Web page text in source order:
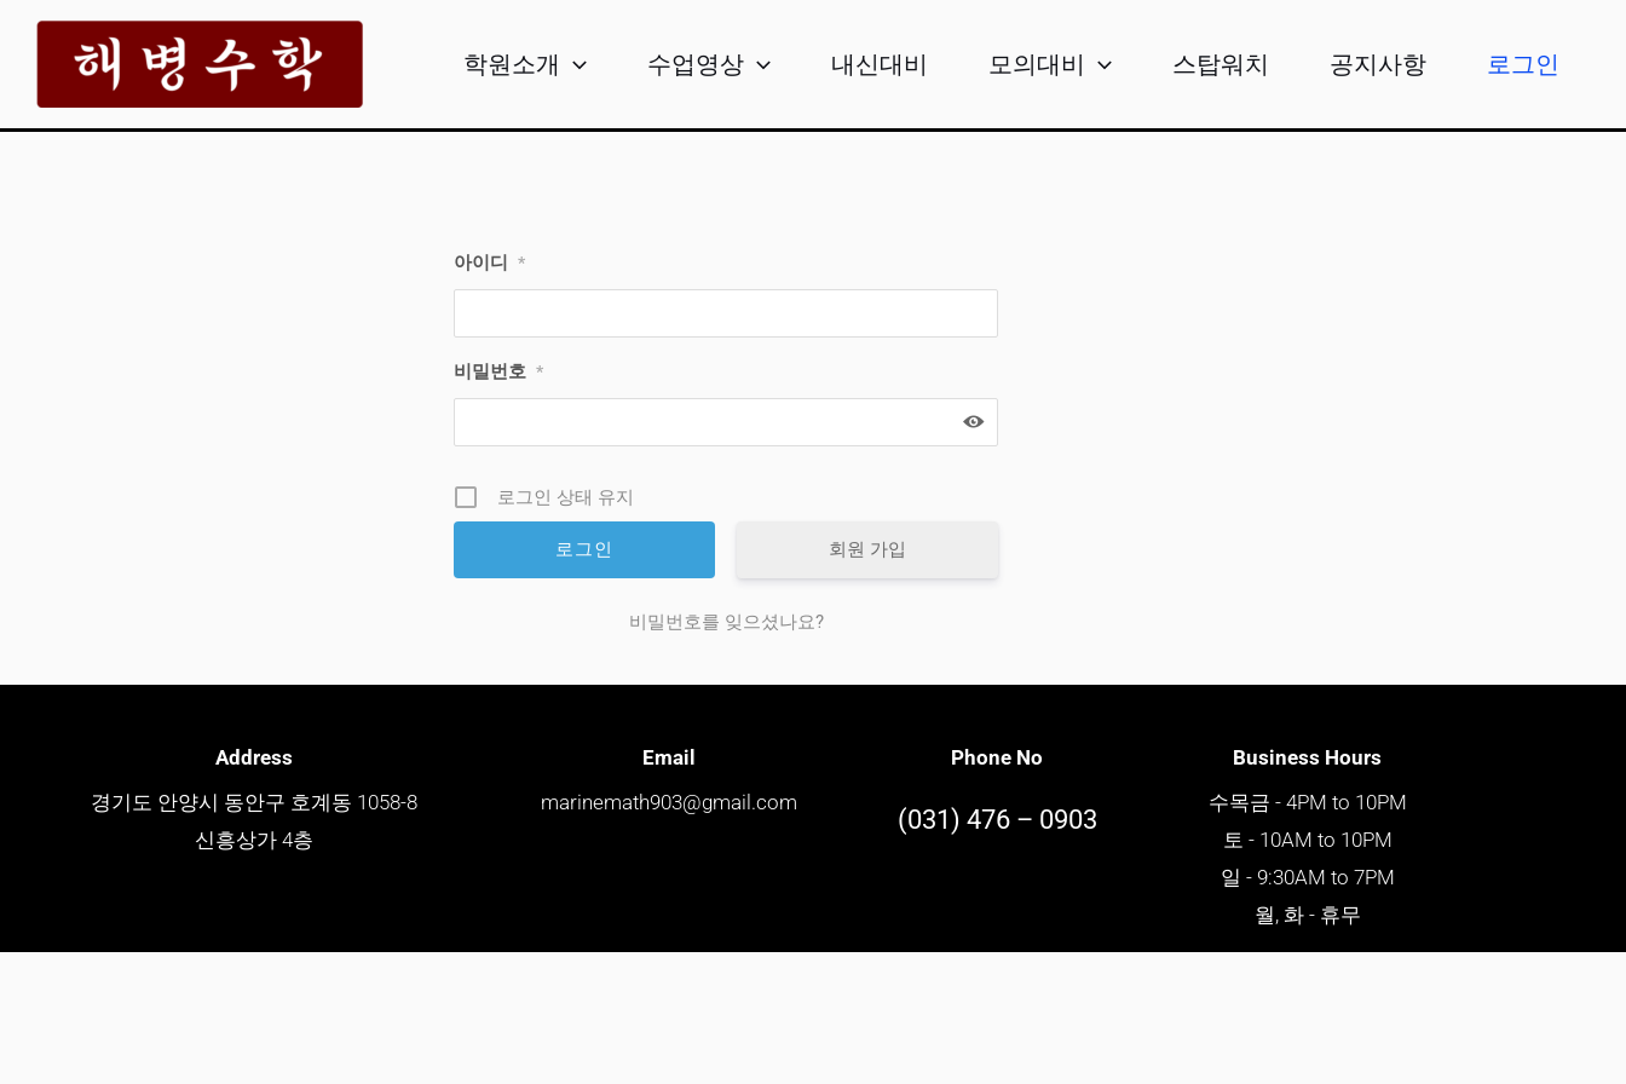
로
학원소개 수업영상 내신대비 모의대비 스탑워치 공지사항 로그인
아이디 *
비밀번호 *
로그인 상태 유지
회원 가입
비밀번호를 잊으셨나요?
Address
경기도 안양시 동안구 호계동 1058-8
신흥상가 4층
Email
marinemath903@gmail.com
Phone No
(031) 476 – 0903
Business Hours
수목금 - 4PM to 10PM
토 - 10AM to 10PM
일 - 9:30AM to 7PM
월, 화 - 휴무